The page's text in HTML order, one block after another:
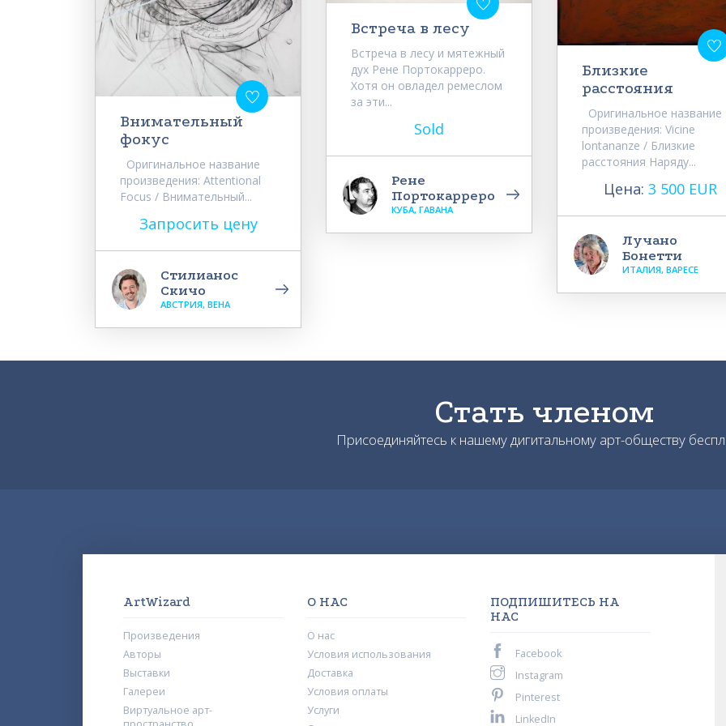
Внимательный
фокус
Оригинальное название
произведения: Attentional
Focus / Внимательный...
Запросить цену
Стилианос
Скичо
АВСТРИЯ, ВЕНА
Встреча в лесу
Встреча в лесу и мятежный
дух Рене Портокарреро.
Хотя он овладел ремеслом
за эти...
Sold
Рене
Портокарреро
КУБА, ГАВАНА
Близкие
расстояния
Оригинальное название
произведения: Vicine
lontananze / Близкие
расстояния Наряду...
Цена: 3 500 EUR
Лучано
Бонетти
ИТАЛИЯ, ВАРЕСЕ
Стать членом
Присоединяйтесь к нашему дигитальному арт-обществу
ArtWizard
Произведения
Авторы
Выставки
Галереи
Виртуальное арт-
О НАС
О нас
Условия использования
Доставка
Условия оплаты
Услуги
ПОДПИШИТЕСЬ НА
НАС
Facebook
Instagram
Pinterest
LinkedIn